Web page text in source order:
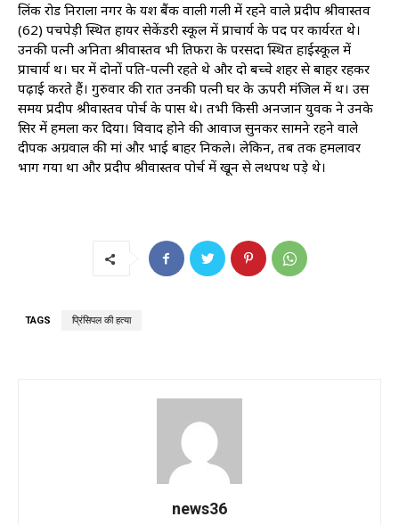
लिंक रोड निराला नगर के यश बैंक वाली गली में रहने वाले प्रदीप श्रीवास्तव
(62) पचपेड़ी स्थित हायर सेकेंडरी स्कूल में प्राचार्य के पद पर कार्यरत थे।
उनकी पत्नी अनिता श्रीवास्तव भी तिफरा के परसदा स्थित हाईस्कूल में
प्राचार्य थीं। घर में दोनों पति-पत्नी रहते थे और दो बच्चे शहर से बाहर रहकर
पढ़ाई करते हैं। गुरुवार की रात उनकी पत्नी घर के ऊपरी मंजिल में थीं। उस
समय प्रदीप श्रीवास्तव पोर्च के पास थे। तभी किसी अनजान युवक ने उनके
सिर में हमला कर दिया। विवाद होने की आवाज सुनकर सामने रहने वाले
दीपक अग्रवाल की मां और भाई बाहर निकले। लेकिन, तब तक हमलावर
भाग गया था और प्रदीप श्रीवास्तव पोर्च में खून से लथपथ पड़े थे।
TAGS प्रिंसिपल की हत्या
news36